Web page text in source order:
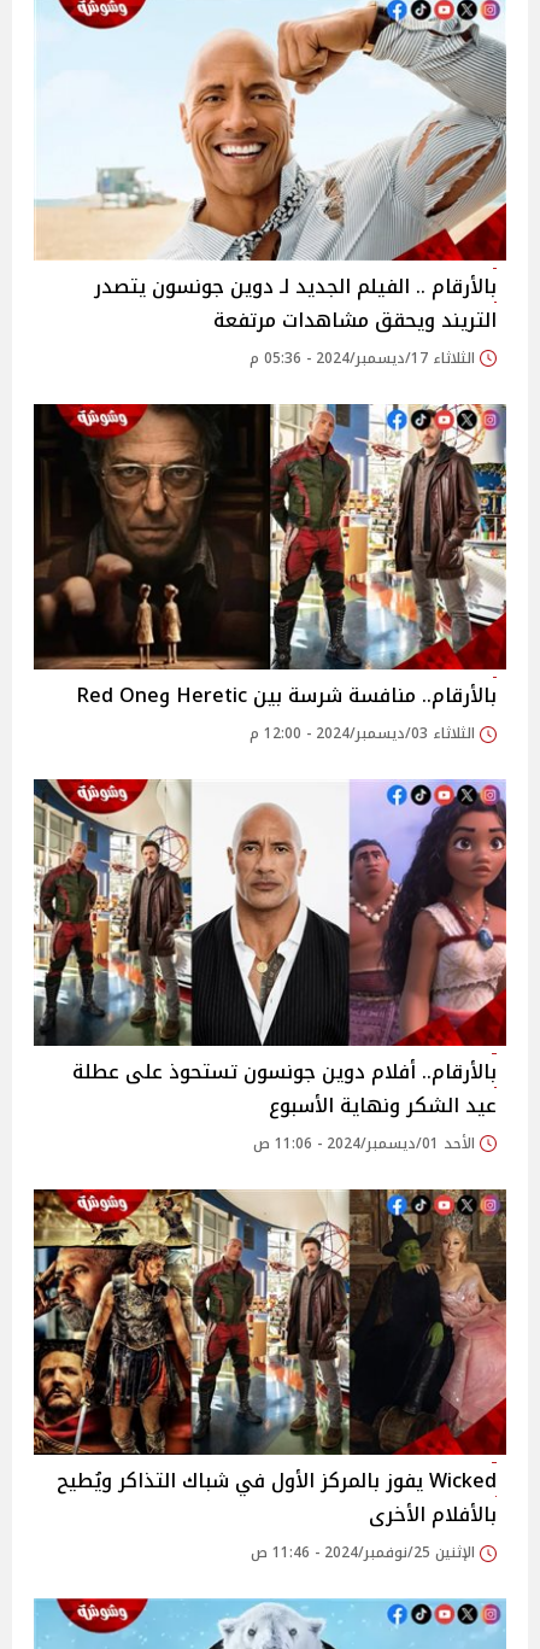
بالأرقام .. الفيلم الجديد لـ دوين جونسون يتصدر
التريند ويحقق مشاهدات مرتفعة
الثلاثاء 17/ديسمبر/2024 - 05:36 م
بالأرقام.. منافسة شرسة بين Heretic وRed One
الثلاثاء 03/ديسمبر/2024 - 12:00 م
بالأرقام.. أفلام دوين جونسون تستحوذ على عطلة
عيد الشكر ونهاية الأسبوع
الأحد 01/ديسمبر/2024 - 11:06 ص
Wicked يفوز بالمركز الأول في شباك التذاكر ويُطيح
بالأفلام الأخرى
الإثنين 25/نوفمبر/2024 - 11:46 ص